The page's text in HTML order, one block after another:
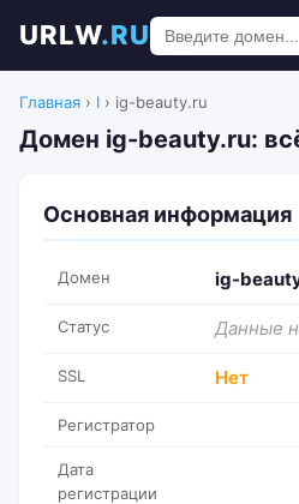
URLW.RU
Главная › I › ig-beauty.ru
Домен ig-beauty.ru:
Основная информация
Домен ig-
Статус Данные
SSL Нет
Регистратор
Дата
регистрации